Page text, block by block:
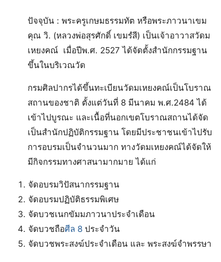
ปัจจุบัน : พระครูเกษมธรรมทัต หรือพระภาวนาเขม
คุณ วิ. (หลวงพ่อสุรศักดิ์ เขมรํสี) เป็นเจ้าอาวาสวัดม
เหยงคณ์ เมื่อปีพ.ศ. 2527 ได้จัดตั้งสำนักกรรมฐาน
ขึ้นในบริเวณวัด
กรมศิลปากรได้ขึ้นทะเบียนวัดมเหยงคณ์เป็นโบราณ
สถานของชาติ ตั้งแต่วันที่ 8 มีนาคม พ.ศ.2484 ได้
เข้าไปบูรณะ และเนื้อที่นอกเขตโบราณสถานได้จัด
เป็นสำนักปฏิบัติกรรมฐาน โดยมีประชาชนเข้าไปรับ
การอบรมเป็นจำนวนมาก ทางวัดมเหยงคณ์ได้จัดให้
มีกิจกรรมทางศาสนามากมาย ได้แก่
จัดอบรมวิปัสนากรรมฐาน
จัดอบรมปฏิบัติธรรมพิเศษ
จัดบวชเนกขัมมภาวนาประจำเดือน
จัดบวชถือศีล 8ประจำวัน
จัดบวชพระสงฆ์ประจำเดือน และ พระสงฆ์จำพรรษา